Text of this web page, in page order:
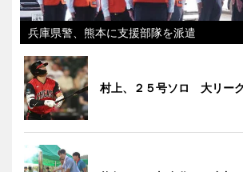
兵庫県警、熊本に支援部隊を派遣
村上、２５号ソロ 大リー